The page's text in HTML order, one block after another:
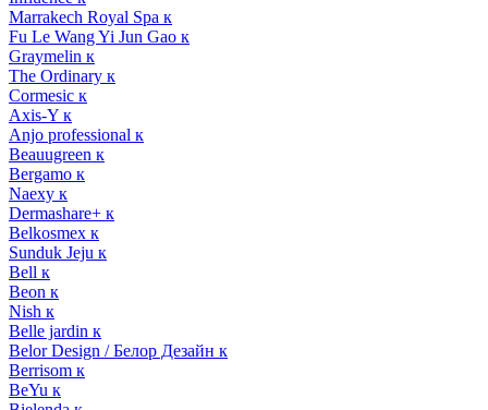
Marrakech Royal Spa к
Fu Le Wang Yi Jun Gao к
Graymelin к
The Ordinary к
Cormesic к
Axis-Y к
Anjo professional к
Beauugreen к
Bergamo к
Naexy к
Dermashare+ к
Belkosmex к
Sunduk Jeju к
Bell к
Beon к
Nish к
Belle jardin к
Belor Design / Белор Дезайн к
Berrisom к
BeYu к